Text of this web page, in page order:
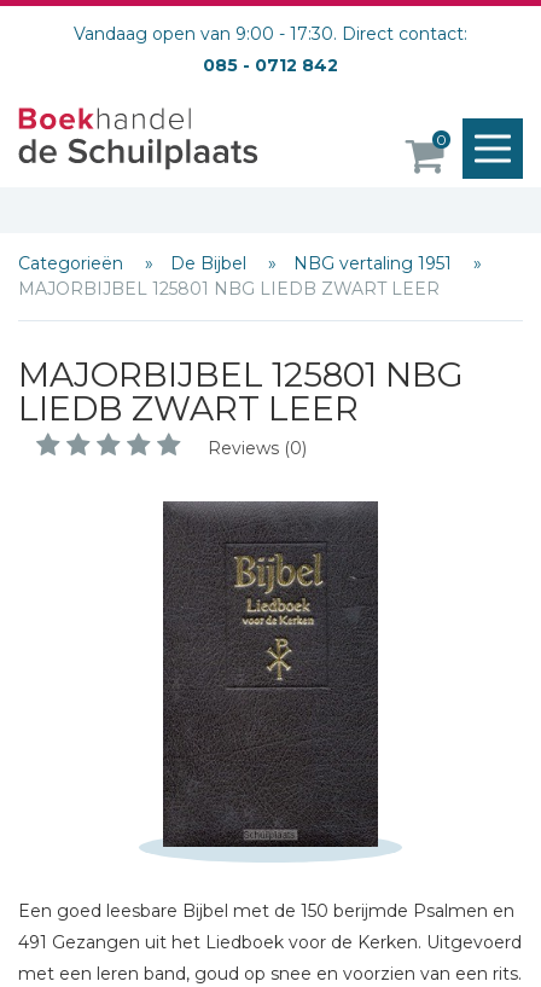
Vandaag open van 9:00 - 17:30. Direct contact:
085 - 0712 842
0
Categorieën De Bijbel
NBG vertaling 1951
MAJORBIJBEL 125801 NBG LIEDB ZWART LEER
MAJORBIJBEL 125801 NBG
LIEDB ZWART LEER
Reviews (0)
Een goed leesbare Bijbel met de 150 berijmde Psalmen en
491 Gezangen uit het Liedboek voor de Kerken. Uitgevoerd
met een leren band, goud op snee en voorzien van een rits.
Schrijf hieronder je review!